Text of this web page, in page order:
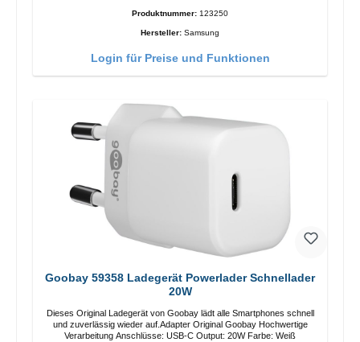
Produktnummer: 123250
Hersteller: Samsung
Login für Preise und Funktionen
Goobay 59358 Ladegerät Powerlader Schnellader
20W
Dieses Original Ladegerät von Goobay lädt alle Smartphones schnell
und zuverlässig wieder auf.Adapter Original Goobay Hochwertige
Verarbeitung Anschlüsse: USB-C Output: 20W Farbe: Weiß